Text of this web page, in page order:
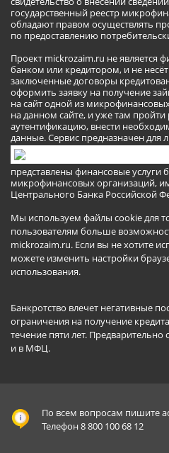
государственный реестр
обладают правом осуществлять
по предоставлению
Проект mickrozaim.ru не является
банком или кредитором, и не
заключенные договоры
оформить заявку на получение
на сайт одной из
на данном сайте, и уже там
аутентификацию, внести
данные. Сервис предназначен для
представлены финансовые услуги
микрофинансовых организаций,
Центрального Банка Российской
Мы используем файлы cookie для
пользователям больше
mickrozaim.ru. Если вы не хотите
можете изменить настройки
использования.
Банкротство влечет негативные
ограничения на получение
течение пяти лет. Предварительно
и в МФЦ.
По всем вопросам пишите
Телефон 8 800 100 68 12